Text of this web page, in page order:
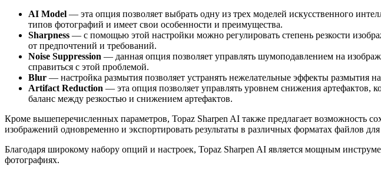
AI Model — эта опция позволяет выбрать одну из трех моделей искусственного
типов фотографий и имеет свои особенности и преимущества.
Sharpness — с помощью этой настройки можно регулировать степень резкости
от предпочтений и требований.
Noise Suppression — данная опция позволяет управлять шумоподавлением на
справиться с этой проблемой.
Blur — настройка размытия позволяет устранять нежелательные эффекты размытия
Artifact Reduction — эта опция позволяет управлять уровнем снижения артефактов,
баланс между резкостью и снижением артефактов.
Кроме вышеперечисленных параметров, Topaz Sharpen AI также предлагает возможность
изображений одновременно и экспортировать результаты в различных форматах файлов
Благодаря широкому набору опций и настроек, Topaz Sharpen AI является мощным
фотографиях.